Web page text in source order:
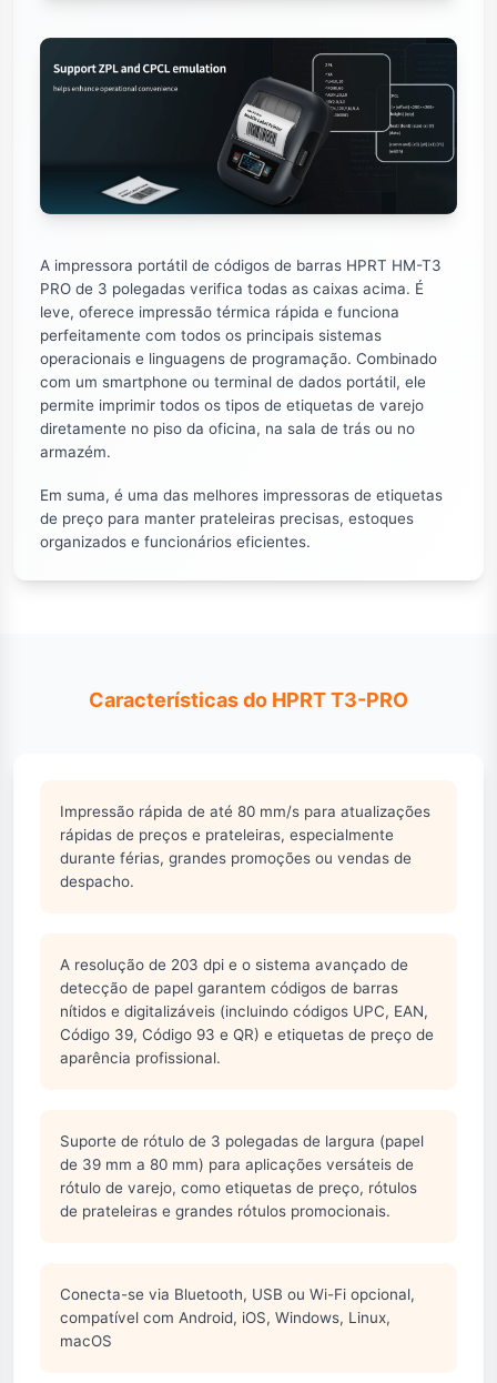
A impressora portátil de códigos de barras HPRT HM-T3
PRO de 3 polegadas verifica todas as caixas acima. É
leve, oferece impressão térmica rápida e funciona
perfeitamente com todos os principais sistemas
operacionais e linguagens de programação. Combinado
com um smartphone ou terminal de dados portátil, ele
permite imprimir todos os tipos de etiquetas de varejo
diretamente no piso da oficina, na sala de trás ou no
armazém.
Em suma, é uma das melhores impressoras de etiquetas
de preço para manter prateleiras precisas, estoques
organizados e funcionários eficientes.
Características do HPRT T3-PRO
Impressão rápida de até 80 mm/s para atualizações
rápidas de preços e prateleiras, especialmente
durante férias, grandes promoções ou vendas de
despacho.
A resolução de 203 dpi e o sistema avançado de
detecção de papel garantem códigos de barras
nítidos e digitalizáveis (incluindo códigos UPC, EAN,
Código 39, Código 93 e QR) e etiquetas de preço de
aparência profissional.
Suporte de rótulo de 3 polegadas de largura (papel
de 39 mm a 80 mm) para aplicações versáteis de
rótulo de varejo, como etiquetas de preço, rótulos
de prateleiras e grandes rótulos promocionais.
Conecta-se via Bluetooth, USB ou Wi-Fi opcional,
compatível com Android, iOS, Windows, Linux,
macOS